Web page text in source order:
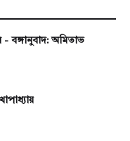
বঙ্গানুবাদ: অমিতাভ